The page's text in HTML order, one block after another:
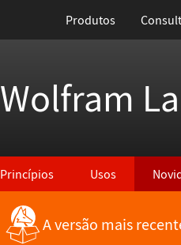
Produtos
Wolfram
Princípios Usos
A versão mais